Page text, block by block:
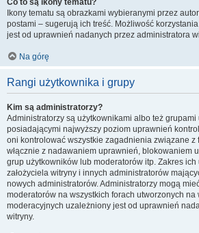
Co to są ikony tematu?
Ikony tematu są obrazkami wybieranymi przez
postami – sugerują ich treść. Możliwość
jest od uprawnień nadanych przez administratora
Na górę
Rangi użytkownika i grupy
Kim są administratorzy?
Administratorzy są użytkownikami albo też grupami
posiadającymi najwyższy poziom uprawnień
oni kontrolować wszystkie zagadnienia związane
włącznie z nadawaniem uprawnień, blokowaniem
grup użytkowników lub moderatorów itp. Zakres
założyciela witryny i innych administratorów
nowych administratorów. Administratorzy mogą
moderatorów na wszystkich forach utworzonych
moderacyjnych uzależniony jest od uprawnień
witryny.